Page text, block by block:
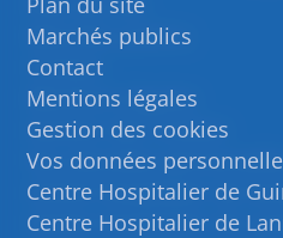
Marchés publics
Contact
Mentions légales
Gestion des cookies
Vos données
Centre Hospitalier de
Centre Hospitalier de